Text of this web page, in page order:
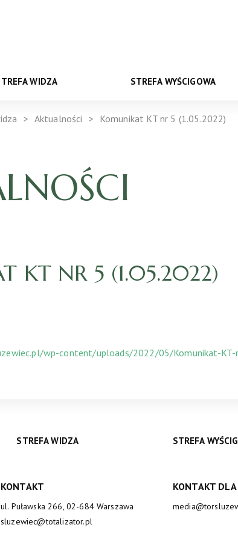
WIDZA STREFA WYŚCIGOWA
Aktualności Komunikat KT nr 5 (1.05.2022)
KT NR 5 (1.05.2022)
wp-content/uploads/2022/05/Komunikat-KT-
STREFA WIDZA STREFA
KONTAKT
ul. Puławska 266, 02-684 Warszawa
sluzewiec@totalizator.pl
KONTAKT